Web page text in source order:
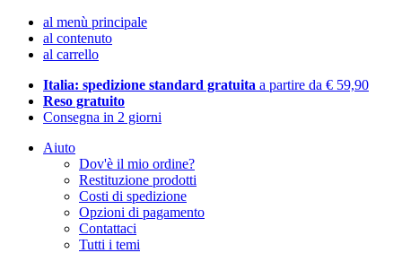
al menù principale
al contenuto
al carrello
Italia: spedizione standard gratuita a partire da € 59,90
Reso gratuito
Consegna in 2 giorni
Aiuto
Dov'è il mio ordine?
Restituzione prodotti
Costi di spedizione
Opzioni di pagamento
Contattaci
Tutti i temi